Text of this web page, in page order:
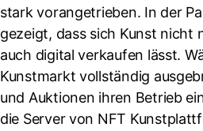
stark vorangetrieben. In der
gezeigt, dass sich Kunst nicht
auch digital verkaufen lässt.
Kunstmarkt vollständig
und Auktionen ihren Betrieb
die Server von NFT